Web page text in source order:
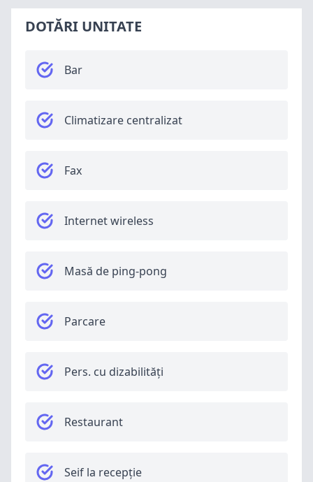
DOTĂRI UNITATE
Bar
Climatizare centralizat
Fax
Internet wireless
Masă de ping-pong
Parcare
Pers. cu dizabilități
Restaurant
Seif la recepție